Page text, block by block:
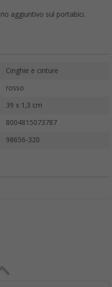
aggiuntivo sul portabici.
Cinghie e cinture
rosso
39 x 1,3 cm
8004815073787
98656-320